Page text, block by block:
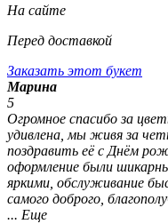
На сайте
Перед доставкой
Заказать этот букет
Марина
5
Огромное спасибо за
удивлена, мы живя за
поздравить её с Днём
оформление были
яркими, обслуживание
самого доброго,
... Еще